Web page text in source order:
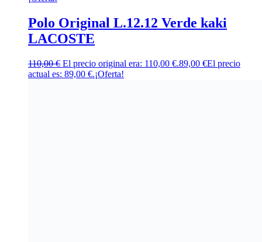
Polo Original L.12.12 Verde kaki
LACOSTE
110,00€ El precio original era: 110,00 €.89,00 €El precio
actual es: 89,00 €.¡Oferta!